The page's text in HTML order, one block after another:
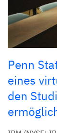
Penn
eines
den